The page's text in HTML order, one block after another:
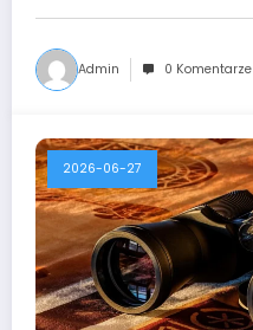
Admin 0 Komentarze
2026-06-27